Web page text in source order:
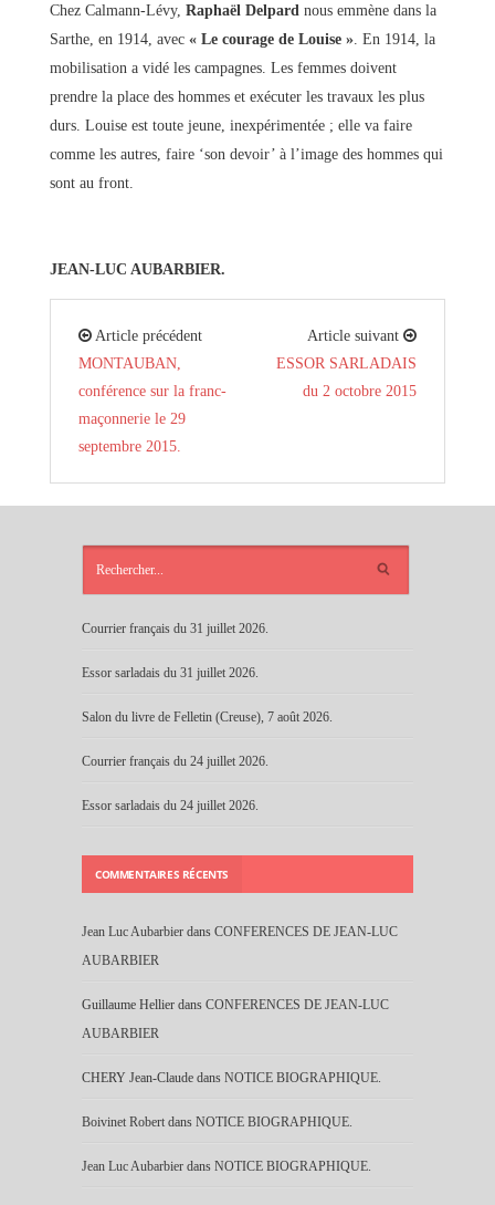
Chez Calmann-Lévy, Raphaël Delpard nous emmène dans la
Sarthe, en 1914, avec « Le courage de Louise ». En 1914, la
mobilisation a vidé les campagnes. Les femmes doivent
prendre la place des hommes et exécuter les travaux les plus
durs. Louise est toute jeune, inexpérimentée ; elle va faire
comme les autres, faire ‘son devoir’ à l’image des hommes qui
sont au front.
JEAN-LUC AUBARBIER.
Article précédent
MONTAUBAN,
conférence sur la franc-
maçonnerie le 29
septembre 2015.
Article suivant
ESSOR SARLADAIS
du 2 octobre 2015
Courrier français du 31 juillet 2026.
Essor sarladais du 31 juillet 2026.
Salon du livre de Felletin (Creuse), 7 août 2026.
Courrier français du 24 juillet 2026.
Essor sarladais du 24 juillet 2026.
COMMENTAIRES RÉCENTS
Jean Luc Aubarbier dans CONFERENCES DE JEAN-LUC
AUBARBIER
Guillaume Hellier dans CONFERENCES DE JEAN-LUC
AUBARBIER
CHERY Jean-Claude dans NOTICE BIOGRAPHIQUE.
Boivinet Robert dans NOTICE BIOGRAPHIQUE.
Jean Luc Aubarbier dans NOTICE BIOGRAPHIQUE.